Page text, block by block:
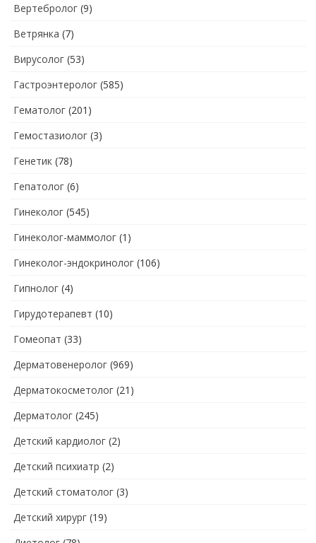
Вертебролог (9)
Ветрянка (7)
Вирусолог (53)
Гастроэнтеролог (585)
Гематолог (201)
Гемостазиолог (3)
Генетик (78)
Гепатолог (6)
Гинеколог (545)
Гинеколог-маммолог (1)
Гинеколог-эндокринолог (106)
Гипнолог (4)
Гирудотерапевт (10)
Гомеопат (33)
Дерматовенеролог (969)
Дерматокосметолог (21)
Дерматолог (245)
Детский кардиолог (2)
Детский психиатр (2)
Детский стоматолог (3)
Детский хирург (19)